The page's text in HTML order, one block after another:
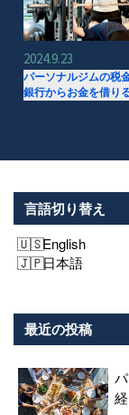
2024.9.23
パーソナルジムの税
銀行からお金を借り
言語切り替え
English
日本語
最近の投稿